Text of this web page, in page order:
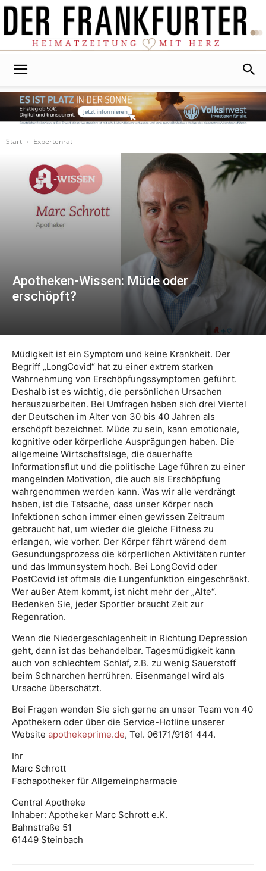
Start
Expertenrat
Apotheken-Wissen: Müde oder
erschöpft?
Müdigkeit ist ein Symptom und keine Krankheit. Der
Begriff „LongCovid“ hat zu einer extrem starken
Wahrnehmung von Erschöpfungssymptomen geführt.
Deshalb ist es wichtig, die persönlichen Ursachen
herauszuarbeiten. Bei Umfragen haben sich drei Viertel
der Deutschen im Alter von 30 bis 40 Jahren als
erschöpft bezeichnet. Müde zu sein, kann emotionale,
kognitive oder körperliche Ausprägungen haben. Die
allgemeine Wirtschaftslage, die dauerhafte
Informationsflut und die politische Lage führen zu einer
mangelnden Motivation, die auch als Erschöpfung
wahrgenommen werden kann. Was wir alle verdrängt
haben, ist die Tatsache, dass unser Körper nach
Infektionen schon immer einen gewissen Zeitraum
gebraucht hat, um wieder die gleiche Fitness zu
erlangen, wie vorher. Der Körper fährt wärend dem
Gesundungsprozess die körperlichen Aktivitäten runter
und das Immunsystem hoch. Bei LongCovid oder
PostCovid ist oftmals die Lungenfunktion eingeschränkt.
Wer außer Atem kommt, ist nicht mehr der „Alte“.
Bedenken Sie, jeder Sportler braucht Zeit zur
Regenration.
Wenn die Niedergeschlagenheit in Richtung Depression
geht, dann ist das behandelbar. Tagesmüdigkeit kann
auch von schlechtem Schlaf, z.B. zu wenig Sauerstoff
beim Schnarchen herrühren. Eisenmangel wird als
Ursache überschätzt.
Bei Fragen wenden Sie sich gerne an unser Team von 40
Apothekern oder über die Service-Hotline unserer
Website apothekeprime.de, Tel. 06171/9161 444.
Ihr
Marc Schrott
Fachapotheker für Allgemeinpharmacie
Central Apotheke
Inhaber: Apotheker Marc Schrott e.K.
Bahnstraße 51
61449 Steinbach